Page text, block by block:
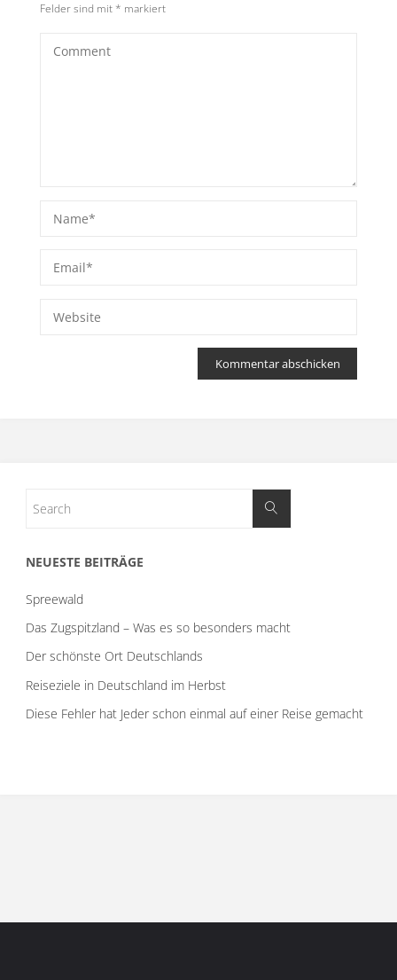
Felder sind mit * markiert
NEUESTE BEITRÄGE
Spreewald
Das Zugspitzland – Was es so besonders macht
Der schönste Ort Deutschlands
Reiseziele in Deutschland im Herbst
Diese Fehler hat Jeder schon einmal auf einer Reise gemacht